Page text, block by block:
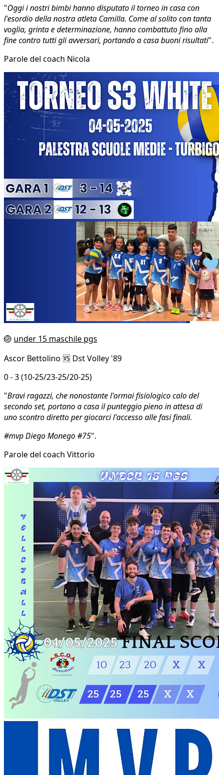
"Oggi i nostri bimbi hanno disputato il torneo in casa con
l'esordio della nostra atleta Camilla. Come al solito con tanta
voglia, grinta e determinazione, hanno combattuto fino alla
fine contro tutti gli avversari, portando a casa buoni risultati".
Parole del coach Nicola
🏐 under 15 maschile pgs
Ascor Bettolino 🆚 Dst Volley '89
0 - 3 (10-25/23-25/20-25)
"Bravi ragazzi, che nonostante l'ormai fisiologico calo del
secondo set, portano a casa il punteggio pieno in attesa di
uno scontro diretto per giocarci l'accesso alle fasi finali.
#mvp Diego Monego #75".
Parole del coach Vittorio